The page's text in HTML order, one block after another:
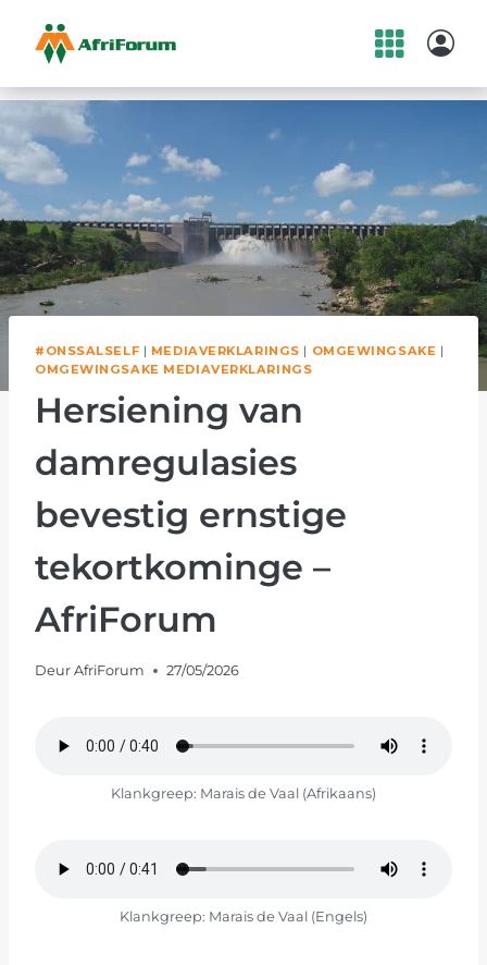
to
content
#ONSSALSELF | MEDIAVERKLARINGS | OMGEWINGSAKE |
OMGEWINGSAKE MEDIAVERKLARINGS
Hersiening van
damregulasies
bevestig ernstige
tekortkominge –
AfriForum
Deur AfriForum 27/05/2026
Klankgreep: Marais de Vaal (Afrikaans)
Klankgreep: Marais de Vaal (Engels)